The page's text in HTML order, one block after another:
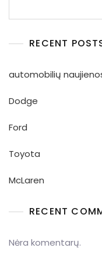
RECENT
automobilių
Dodge
Ford
Toyota
McLaren
RECENT
Nėra komentarų.